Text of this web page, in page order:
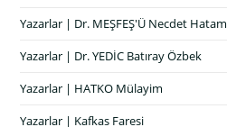
Yazarlar | Dr. MEŞFEŞ'Ü Necdet Hatam
Yazarlar | Dr. YEDİC Batıray Özbek
Yazarlar | HATKO Mülayim
Yazarlar | Kafkas Faresi